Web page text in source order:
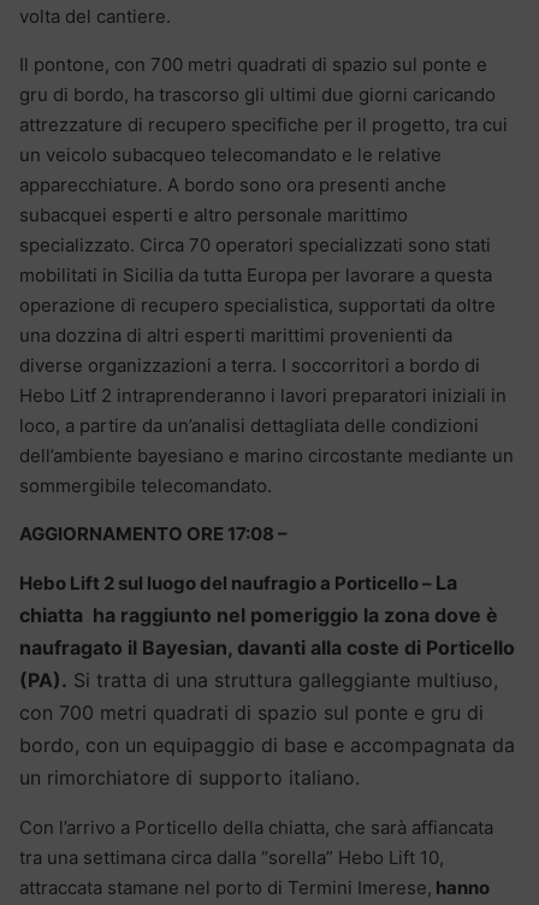
volta del cantiere.
Il pontone, con 700 metri quadrati di spazio sul ponte e
gru di bordo, ha trascorso gli ultimi due giorni caricando
attrezzature di recupero specifiche per il progetto, tra cui
un veicolo subacqueo telecomandato e le relative
apparecchiature. A bordo sono ora presenti anche
subacquei esperti e altro personale marittimo
specializzato. Circa 70 operatori specializzati sono stati
mobilitati in Sicilia da tutta Europa per lavorare a questa
operazione di recupero specialistica, supportati da oltre
una dozzina di altri esperti marittimi provenienti da
diverse organizzazioni a terra. I soccorritori a bordo di
Hebo Litf 2 intraprenderanno i lavori preparatori iniziali in
loco, a partire da un’analisi dettagliata delle condizioni
dell’ambiente bayesiano e marino circostante mediante un
sommergibile telecomandato.
AGGIORNAMENTO ORE 17:08 –
Hebo Lift 2 sul luogo del naufragio a Porticello – La
chiatta ha raggiunto nel pomeriggio la zona dove è
naufragato il Bayesian, davanti alla coste di Porticello
(PA). Si tratta di una struttura galleggiante multiuso,
con 700 metri quadrati di spazio sul ponte e gru di
bordo, con un equipaggio di base e accompagnata da
un rimorchiatore di supporto italiano.
Con l’arrivo a Porticello della chiatta, che sarà affiancata
tra una settimana circa dalla “sorella” Hebo Lift 10,
attraccata stamane nel porto di Termini Imerese, hanno